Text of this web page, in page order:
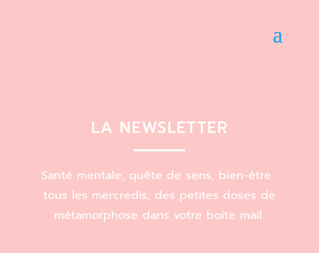
LA NEWSLETTER
Santé mentale, quête de sens, bien-être :
tous les mercredis, des petites doses de
métamorphose dans votre boite mail.